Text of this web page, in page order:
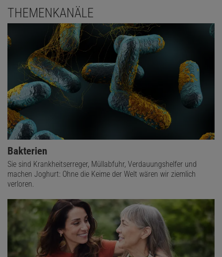
THEMENKANÄLE
Bakterien
Sie sind Krankheitserreger, Müllabfuhr, Verdauungshelfer und
machen Joghurt: Ohne die Keime der Welt wären wir ziemlich
verloren.